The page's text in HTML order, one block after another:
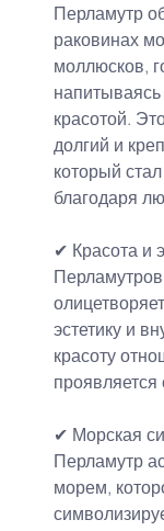
Перламутр
раковинах
моллюсков,
красотой.
долгий и
который
благодаря
✔ Красота и
эстетику и
красоту
проявляется
✔ Морская
Перламутр
морем,